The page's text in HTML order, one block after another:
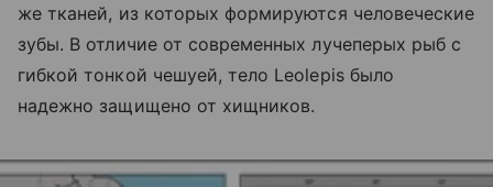
же тканей, из которых формируются человеческие
зубы. В отличие от современных лучеперых рыб с
гибкой тонкой чешуей, тело Leolepis было
надежно защищено от хищников.